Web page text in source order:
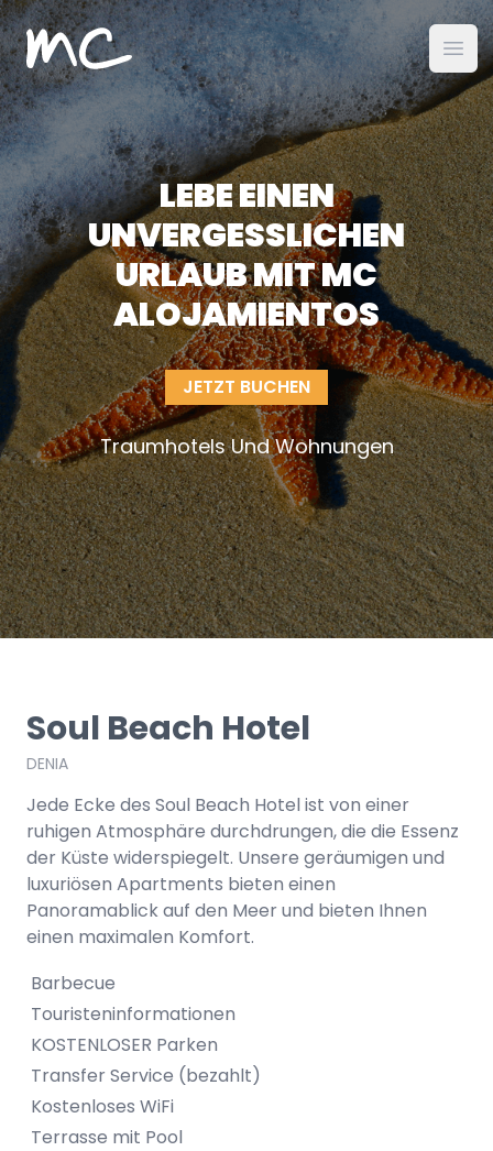
MC Alojamientos
LEBE EINEN
UNVERGESSLICHEN
URLAUB MIT MC
ALOJAMIENTOS
JETZT BUCHEN
Traumhotels Und Wohnungen
Soul Beach Hotel
DENIA
Jede Ecke des Soul Beach Hotel ist von einer
ruhigen Atmosphäre durchdrungen, die die Essenz
der Küste widerspiegelt. Unsere geräumigen und
luxuriösen Apartments bieten einen
Panoramablick auf den Meer und bieten Ihnen
einen maximalen Komfort.
Barbecue
Touristeninformationen
KOSTENLOSER Parken
Transfer Service (bezahlt)
Kostenloses WiFi
Terrasse mit Pool